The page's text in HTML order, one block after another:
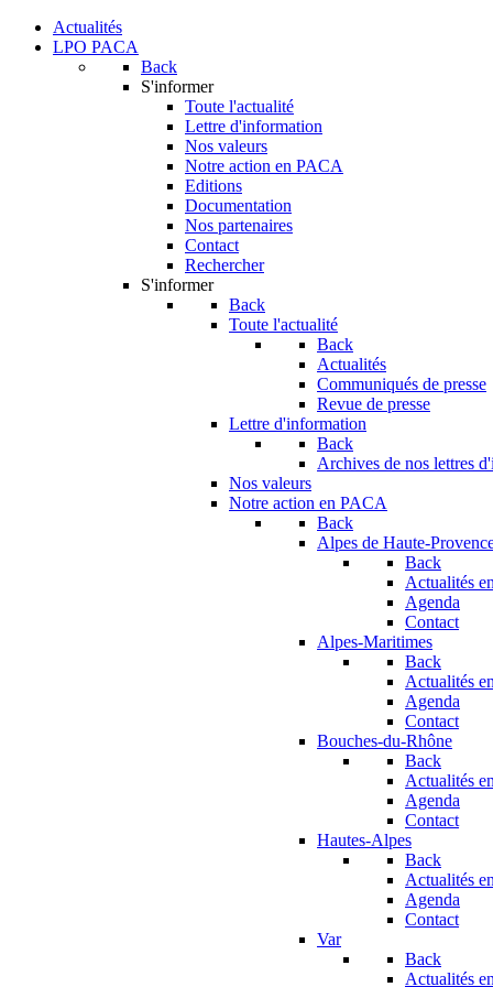
Actualités
LPO PACA
Back
S'informer
Toute l'actualité
Lettre d'information
Nos valeurs
Notre action en PACA
Editions
Documentation
Nos partenaires
Contact
Rechercher
S'informer
Back
Toute l'actualité
Back
Actualités
Communiqués de presse
Revue de presse
Lettre d'information
Back
Archives de nos lettres
Nos valeurs
Notre action en PACA
Back
Alpes de Haute-
Back
Actualités
Agenda
Contact
Alpes-Maritimes
Back
Actualités
Agenda
Contact
Bouches-du-Rhône
Back
Actualités
Agenda
Contact
Hautes-Alpes
Back
Actualités
Agenda
Contact
Var
Back
Actualités